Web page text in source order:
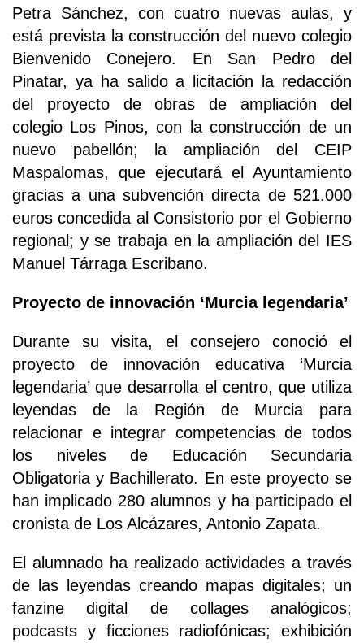
Petra Sánchez, con cuatro nuevas aulas, y
está prevista la construcción del nuevo colegio
Bienvenido Conejero. En San Pedro del
Pinatar, ya ha salido a licitación la redacción
del proyecto de obras de ampliación del
colegio Los Pinos, con la construcción de un
nuevo pabellón; la ampliación del CEIP
Maspalomas, que ejecutará el Ayuntamiento
gracias a una subvención directa de 521.000
euros concedida al Consistorio por el Gobierno
regional; y se trabaja en la ampliación del IES
Manuel Tárraga Escribano.
Proyecto de innovación ‘Murcia legendaria’
Durante su visita, el consejero conoció el
proyecto de innovación educativa ‘Murcia
legendaria’ que desarrolla el centro, que utiliza
leyendas de la Región de Murcia para
relacionar e integrar competencias de todos
los niveles de Educación Secundaria
Obligatoria y Bachillerato. En este proyecto se
han implicado 280 alumnos y ha participado el
cronista de Los Alcázares, Antonio Zapata.
El alumnado ha realizado actividades a través
de las leyendas creando mapas digitales; un
fanzine digital de collages analógicos;
podcasts y ficciones radiofónicas; exhibición